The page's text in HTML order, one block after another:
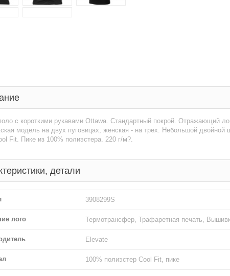
с короткими рукавами Ottawa. Стандартный покрой. Отражающий
модель на двух пуговицах, женская - на трех. Небольшой двойной
Fit. Пике из 100% полиэстера. 220 г/м?.
детали
3908299S
лого Термотрансфер, Трафаретная печать,
Elevate
100% полиэстер Cool Fit, пике